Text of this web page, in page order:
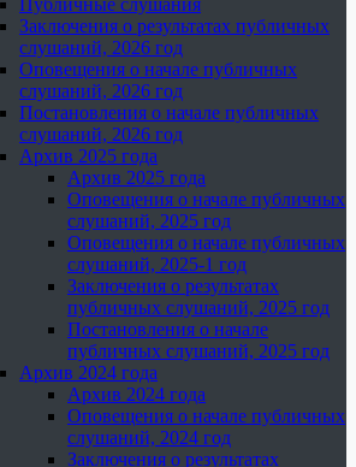
Публичные слушания
Заключения о результатах публичных
слушаний, 2026 год
Оповещения о начале публичных
слушаний, 2026 год
Постановления о начале публичных
слушаний, 2026 год
Архив 2025 года
Архив 2025 года
Оповещения о начале публичных
слушаний, 2025 год
Оповещения о начале публичных
слушаний, 2025-1 год
Заключения о результатах
публичных слушаний, 2025 год
Постановления о начале
публичных слушаний, 2025 год
Архив 2024 года
Архив 2024 года
Оповещения о начале публичных
слушаний, 2024 год
Заключения о результатах